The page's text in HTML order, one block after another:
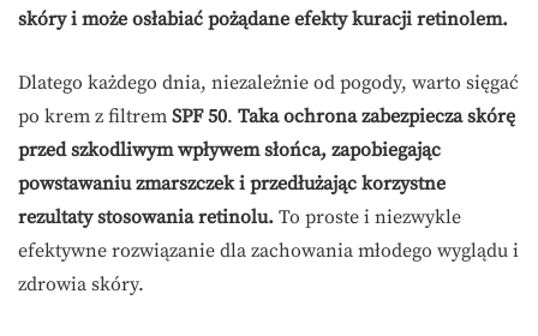
skóry i może osłabiać pożądane efekty kuracji retinolem.
Dlatego każdego dnia, niezależnie od pogody, warto sięgać
po krem z filtrem SPF 50. Taka ochrona zabezpiecza skórę
przed szkodliwym wpływem słońca, zapobiegając
powstawaniu zmarszczek i przedłużając korzystne
rezultaty stosowania retinolu. To proste i niezwykle
efektywne rozwiązanie dla zachowania młodego wyglądu i
zdrowia skóry.